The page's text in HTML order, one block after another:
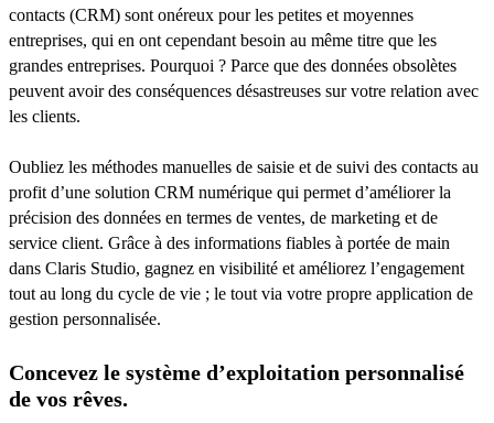
contacts (CRM) sont onéreux pour les petites et moyennes
entreprises, qui en ont cependant besoin au même titre que les
grandes entreprises. Pourquoi ? Parce que des données obsolètes
peuvent avoir des conséquences désastreuses sur votre relation avec
les clients.
Oubliez les méthodes manuelles de saisie et de suivi des contacts au
profit d’une solution CRM numérique qui permet d’améliorer la
précision des données en termes de ventes, de marketing et de
service client. Grâce à des informations fiables à portée de main
dans Claris Studio, gagnez en visibilité et améliorez l’engagement
tout au long du cycle de vie ; le tout via votre propre application de
gestion personnalisée.
Concevez le système d’exploitation personnalisé
de vos rêves.